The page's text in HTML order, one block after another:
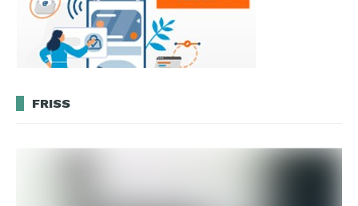
FRISS